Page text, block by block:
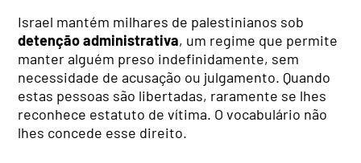
Israel mantém milhares de palestinianos sob
detenção administrativa, um regime que permite
manter alguém preso indefinidamente, sem
necessidade de acusação ou julgamento. Quando
estas pessoas são libertadas, raramente se lhes
reconhece estatuto de vítima. O vocabulário não
lhes concede esse direito.